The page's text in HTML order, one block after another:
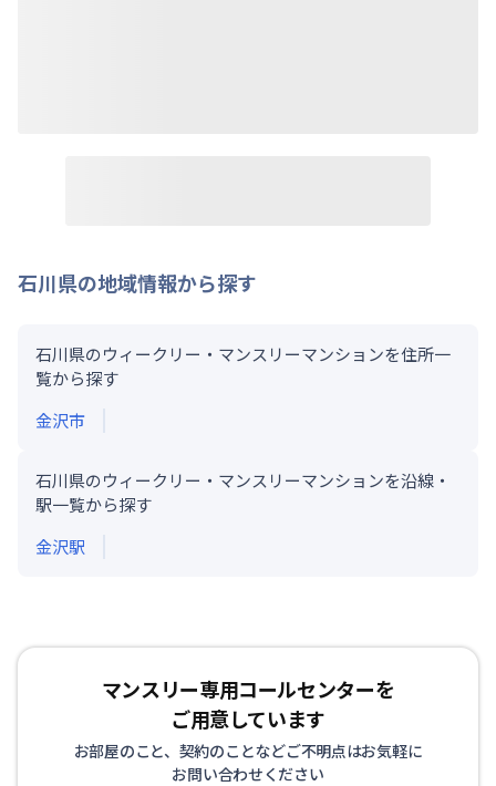
石川県の地域情報から探す
石川県のウィークリー・マンスリーマンションを住所一
覧から探す
金沢市
石川県のウィークリー・マンスリーマンションを沿線・
駅一覧から探す
金沢駅
マンスリー専用コールセンターを
ご用意しています
お部屋のこと、契約のことなどご不明点はお気軽に
お問い合わせください